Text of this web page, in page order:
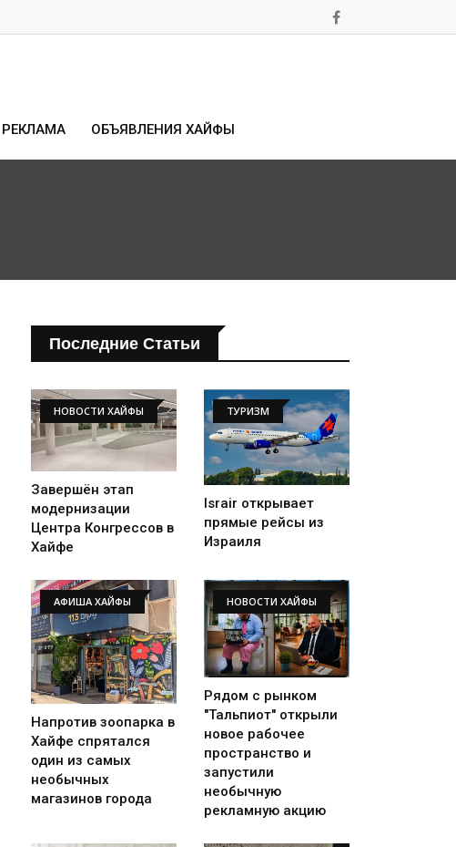
РЕКЛАМА ОБЪЯВЛЕНИЯ ХАЙФЫ
Последние Статьи
НОВОСТИ ХАЙФЫ
Завершён этап
модернизации
Центра Конгрессов в
Хайфе
ТУРИЗМ
Israir открывает
прямые рейсы из
Израиля
АФИША ХАЙФЫ
Напротив зоопарка в
Хайфе спрятался
один из самых
необычных
магазинов города
НОВОСТИ ХАЙФЫ
Рядом с рынком
"Тальпиот" открыли
новое рабочее
пространство и
запустили
необычную
рекламную акцию